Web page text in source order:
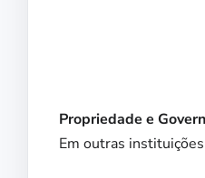
Propriedade e
Em outras